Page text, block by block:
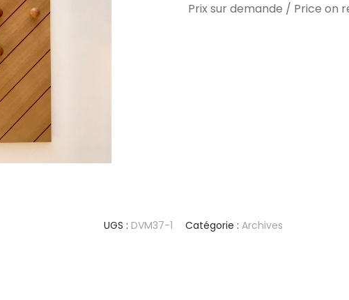
Prix sur demande / Price on
UGS : DVM37-1 Catégorie : Archives